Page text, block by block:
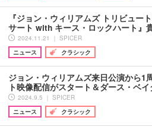
『ジョン・ウィリアムズ トリビュー
サート with キース・ロックハート』
2024.11.21 ｜ SPICER
ニュース
クラシック
ジョン・ウィリアムズ来日公演から1
ト映像配信がスタート＆ダース・ベ
2024.9.5 ｜ SPICER
ニュース
クラシック